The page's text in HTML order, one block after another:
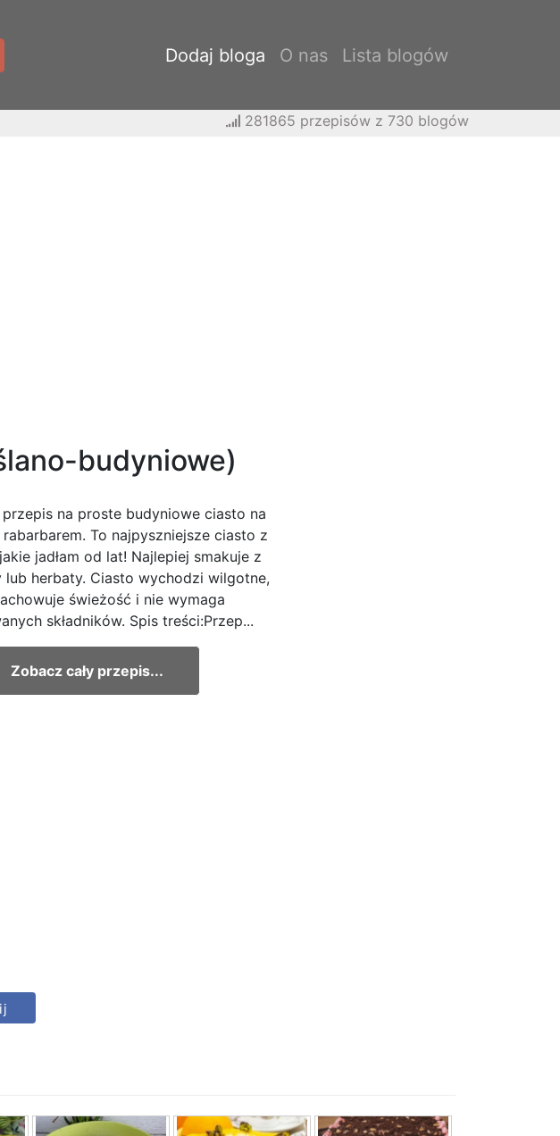
Dodaj bloga O nas Lista blogów
281865 przepisów z 730 blogów
budyniowe)
przepis na proste budyniowe ciasto na
rabarbarem. To najpyszniejsze ciasto z
jadłam od lat! Najlepiej smakuje z
lub herbaty. Ciasto wychodzi wilgotne,
świeżość i nie wymaga
składników. Spis treści:Przep...
Zobacz cały przepis...